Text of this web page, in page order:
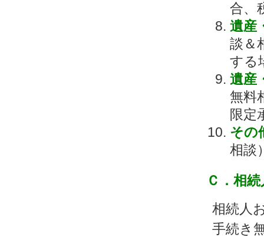
合、
遺産
談＆
する
遺産
無料
限定
その
相談
Ｃ．相
相続人
手続き